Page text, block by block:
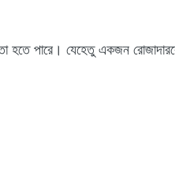
হতে পারে। যেহেতু একজন